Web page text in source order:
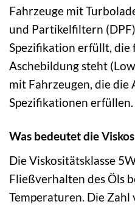
Fahrzeuge mit
und Partikelfiltern
Spezifikation erfüllt, die
Aschebildung steht
mit Fahrzeugen, die die
Spezifikationen erfüllen.
Was bedeutet die
Die Viskositätsklasse
Fließverhalten des Öls
Temperaturen. Die Zahl